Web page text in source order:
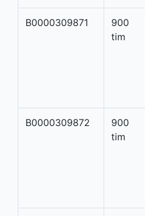
B0000309871
900
tim
B0000309872
900
tim